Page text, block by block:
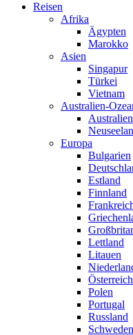
Reisen
Afrika
Ägypten
Marokko
Asien
Singapur
Türkei
Vietnam
Australien-
Australien
Europa
Bulgarien
Estland
Finnland
Lettland
Litauen
Österreich
Polen
Portugal
Russland
Schweden